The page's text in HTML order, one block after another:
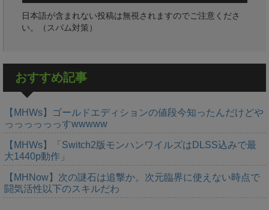
日本語が含まれない投稿は無視されますのでご注意くださ
い。（スパム対策）
おすすめ記事
【MHWs】ゴールドエディションの値段今知ったんだけどや
っっっっっっすwwwww
【MHWs】「Switch2版モンハンワイルズはDLSS込みで最
大1440p動作」
【MHNow】次の謎石は追撃か。次元臨界に使えない時点で
闘気活性以下のスキルだわ